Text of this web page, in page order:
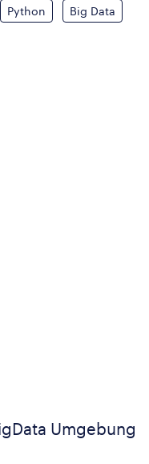
Python Big Data
Umgebung